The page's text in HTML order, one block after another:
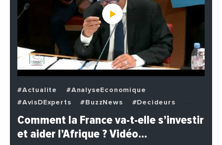
#Actualite
#AnalyseEconomique
#AvisDExperts
#BuzzNews
#Decideurs
#EchangesMediterraneens
#Economie
#Politique
Comment la France va-t-elle s’investir
et aider l’Afrique ? Vidéo…